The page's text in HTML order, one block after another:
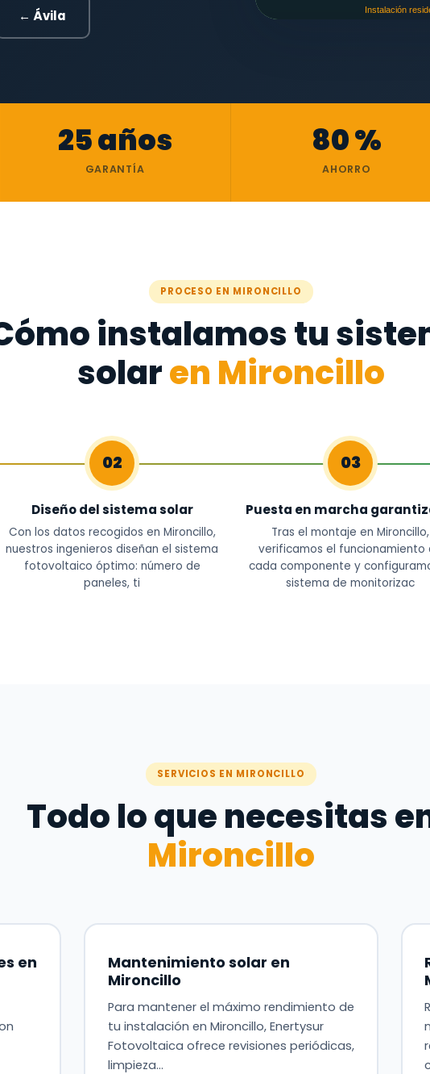
← Ávila
25 años
GARANTÍA
80 %
AHORRO
PROCESO EN MIRONCILLO
instalamos tu
solaren Mironcillo
02
Diseño del sistema solar
Con los datos recogidos en Mironcillo,
nuestros ingenieros diseñan el sistema
fotovoltaico óptimo: número de
paneles, ti
03
Puesta en marcha
Tras el montaje en Mironcillo,
verificamos el funcionamiento
cada componente y
sistema de monitorizac
SERVICIOS EN MIRONCILLO
Todo lo que necesitas
Mironcillo
en
Mantenimiento solar en
Mironcillo
Para mantener el máximo rendimiento de
tu instalación en Mironcillo, Enertysur
Fotovoltaica ofrece revisiones periódicas,
limpieza…